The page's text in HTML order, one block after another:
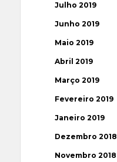
Julho 2019
Junho 2019
Maio 2019
Abril 2019
Março 2019
Fevereiro 2019
Janeiro 2019
Dezembro 2018
Novembro 2018